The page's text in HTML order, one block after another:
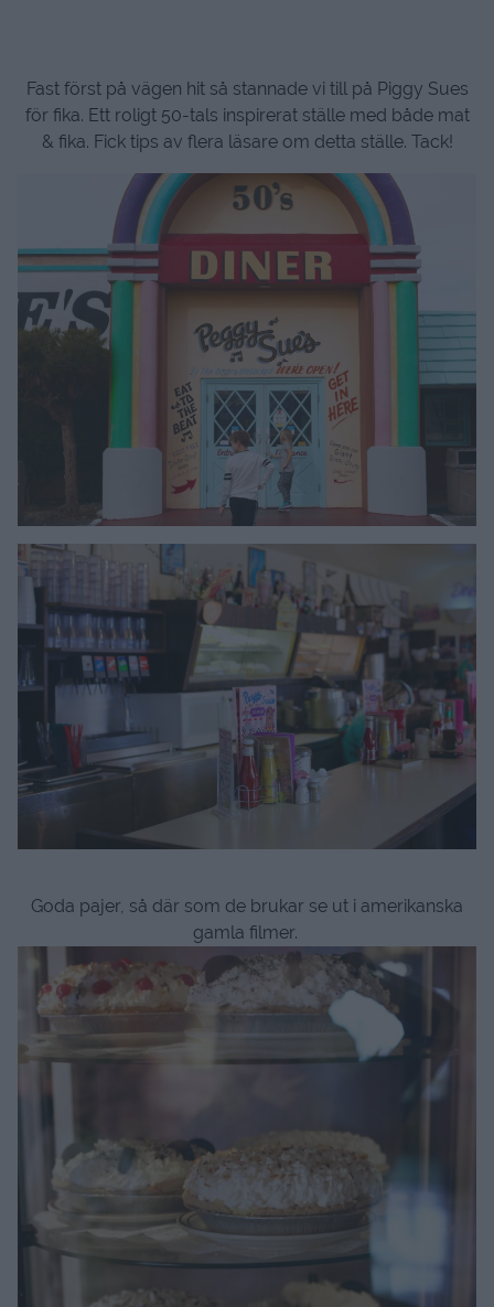
Fast först på vägen hit så stannade vi till på Piggy Sues
för fika. Ett roligt 50-tals inspirerat ställe med både mat
& fika. Fick tips av flera läsare om detta ställe. Tack!
Goda pajer, så där som de brukar se ut i amerikanska
gamla filmer.